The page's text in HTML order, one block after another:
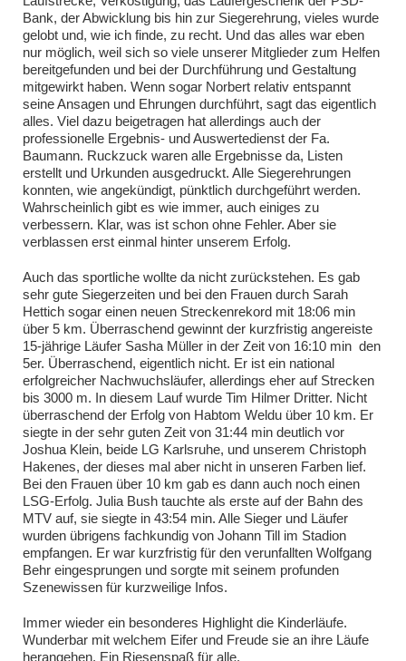
Bank, der Abwicklung bis hin zur Siegerehrung, vieles wurde
gelobt und, wie ich finde, zu recht. Und das alles war eben
nur möglich, weil sich so viele unserer Mitglieder zum Helfen
bereitgefunden und bei der Durchführung und Gestaltung
mitgewirkt haben. Wenn sogar Norbert relativ entspannt
seine Ansagen und Ehrungen durchführt, sagt das eigentlich
alles. Viel dazu beigetragen hat allerdings auch der
professionelle Ergebnis- und Auswertedienst der Fa.
Baumann. Ruckzuck waren alle Ergebnisse da, Listen
erstellt und Urkunden ausgedruckt. Alle Siegerehrungen
konnten, wie angekündigt, pünktlich durchgeführt werden.
Wahrscheinlich gibt es wie immer, auch einiges zu
verbessern. Klar, was ist schon ohne Fehler. Aber sie
verblassen erst einmal hinter unserem Erfolg.
Auch das sportliche wollte da nicht zurückstehen. Es gab
sehr gute Siegerzeiten und bei den Frauen durch Sarah
Hettich sogar einen neuen Streckenrekord mit 18:06 min
über 5 km. Überraschend gewinnt der kurzfristig angereiste
15-jährige Läufer Sasha Müller in der Zeit von 16:10 min den
5er. Überraschend, eigentlich nicht. Er ist ein national
erfolgreicher Nachwuchsläufer, allerdings eher auf Strecken
bis 3000 m. In diesem Lauf wurde Tim Hilmer Dritter. Nicht
überraschend der Erfolg von Habtom Weldu über 10 km. Er
siegte in der sehr guten Zeit von 31:44 min deutlich vor
Joshua Klein, beide LG Karlsruhe, und unserem Christoph
Hakenes, der dieses mal aber nicht in unseren Farben lief.
Bei den Frauen über 10 km gab es dann auch noch einen
LSG-Erfolg. Julia Bush tauchte als erste auf der Bahn des
MTV auf, sie siegte in 43:54 min. Alle Sieger und Läufer
wurden übrigens fachkundig von Johann Till im Stadion
empfangen. Er war kurzfristig für den verunfallten Wolfgang
Behr eingesprungen und sorgte mit seinem profunden
Szenewissen für kurzweilige Infos.
Immer wieder ein besonderes Highlight die Kinderläufe.
Wunderbar mit welchem Eifer und Freude sie an ihre Läufe
herangehen. Ein Riesenspaß für alle.